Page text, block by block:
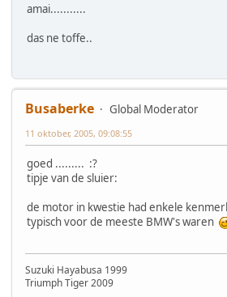
amai...........
das ne toffe..
Busaberke
Global Moderator
11 oktober, 2005, 09:08:55
goed ......... :?
tipje van de sluier:
de motor in kwestie had enkele
typisch voor de meeste BMW's waren
Suzuki Hayabusa 1999
Triumph Tiger 2009